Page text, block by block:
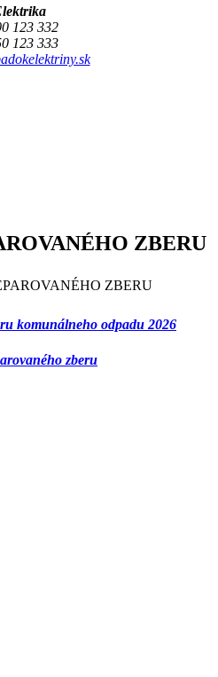
123 332
123 333
ZBERU
komunálneho odpadu 2026
zberu